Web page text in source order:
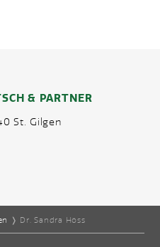
& PARTNER
St. Gilgen
❭ Dr. Sandra Höss